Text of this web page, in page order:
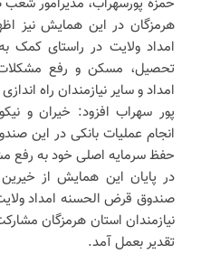
هرمزگان در این همایش نیز
امداد ولایت در راستای کمک
تحصیل، مسکن و رفع
امداد و سایر نیازمندان راه
پور سهراب افزود: خیران و
انجام عملیات بانکی در این
حفظ سرمایه اصلی خود به رفع
در پایان این همایش از
صندوق قرض الحسنه امداد
نیازمندان استان هرمزگان
تقدیر بعمل آمد.